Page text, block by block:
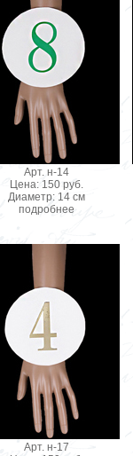
Арт. н-14
Цена: 150 руб.
Диаметр: 14 см
подробнее
Арт. н-17